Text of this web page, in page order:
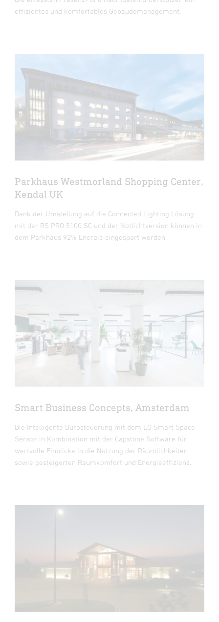
effizientes und komfortables Gebäudemanagement.
Parkhaus Westmorland Shopping Center,
Kendal UK
Dank der Umstellung auf die Connected Lighting Lösung
mit der RS PRO 5100 SC und der Notlichtversion können in
dem Parkhaus 92% Energie eingespart werden.
Smart Business Concepts, Amsterdam
Die Intelligente Bürosteuerung mit dem EO Smart Space
Sensor in Kombination mit der Capstone Software für
wertvolle Einblicke in die Nutzung der Räumlichkeiten
sowie gesteigerten Raumkomfort und Energieeffizienz.